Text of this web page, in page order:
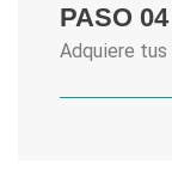
PASO 04
Adquiere